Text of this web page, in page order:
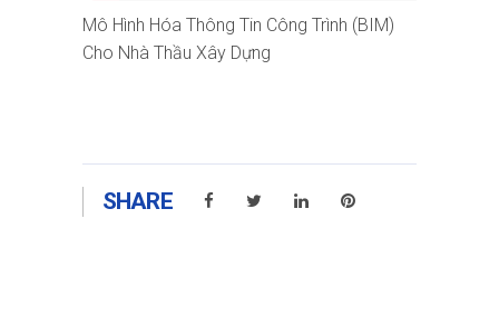
Mô Hình Hóa Thông Tin Công Trình (BIM)
Cho Nhà Thầu Xây Dựng
SHARE